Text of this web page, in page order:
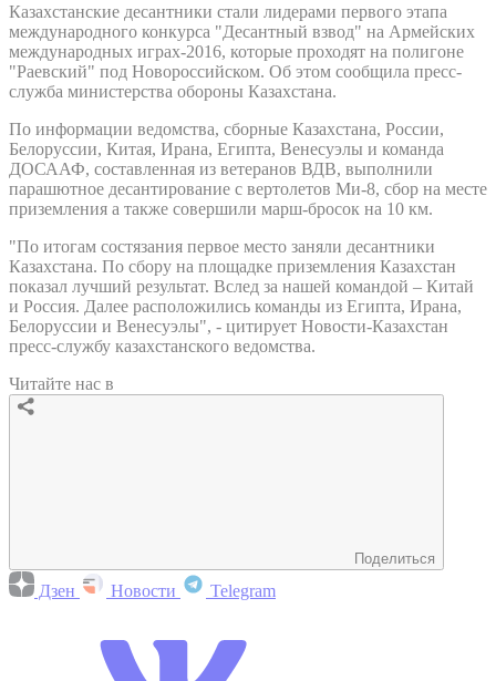
Казахстанские десантники стали лидерами первого этапа
международного конкурса "Десантный взвод" на Армейских
международных играх-2016, которые проходят на полигоне
"Раевский" под Новороссийском. Об этом сообщила пресс-
служба министерства обороны Казахстана.
По информации ведомства, сборные Казахстана, России,
Белоруссии, Китая, Ирана, Египта, Венесуэлы и команда
ДОСААФ, составленная из ветеранов ВДВ, выполнили
парашютное десантирование с вертолетов Ми-8, сбор на месте
приземления а также совершили марш-бросок на 10 км.
"По итогам состязания первое место заняли десантники
Казахстана. По сбору на площадке приземления Казахстан
показал лучший результат. Вслед за нашей командой – Китай
и Россия. Далее расположились команды из Египта, Ирана,
Белоруссии и Венесуэлы", - цитирует Новости-Казахстан
пресс-службу казахстанского ведомства.
Читайте нас в
Поделиться
Дзен Новости Telegram